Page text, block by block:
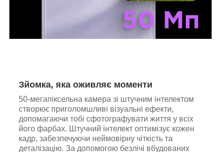
Зйомка, яка оживляє моменти
50-мегапіксельна камера зі штучним інтелектом
створює приголомшливі візуальні ефекти,
допомагаючи тобі сфотографувати життя у всіх
його фарбах. Штучний інтелект оптимізує кожен
кадр, забезпечуючи неймовірну чіткість та
деталізацію. За допомогою безлічі вбудованих